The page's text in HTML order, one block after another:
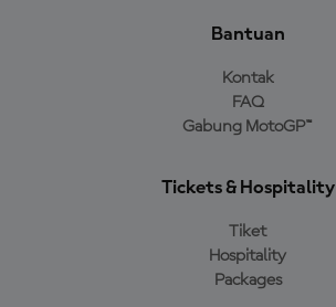
Bantuan
Kontak
FAQ
Gabung MotoGP™
Tickets & Hospitality
Tiket
Hospitality
Packages